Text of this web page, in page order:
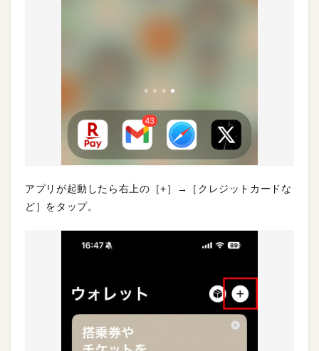
アプリが起動したら右上の［+］→［クレジットカードな
ど］をタップ。